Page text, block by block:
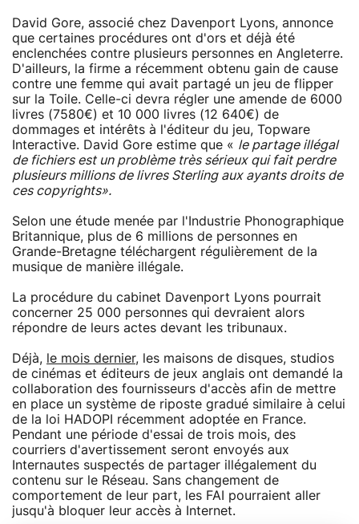
David Gore, associé chez Davenport Lyons, annonce
que certaines procédures ont d'ors et déjà été
enclenchées contre plusieurs personnes en Angleterre.
D'ailleurs, la firme a récemment obtenu gain de cause
contre une femme qui avait partagé un jeu de flipper
sur la Toile. Celle-ci devra régler une amende de 6000
livres (7580€) et 10 000 livres (12 640€) de
dommages et intérêts à l'éditeur du jeu, Topware
Interactive. David Gore estime que « le partage illégal
de fichiers est un problème très sérieux qui fait perdre
plusieurs millions de livres Sterling aux ayants droits de
ces copyrights».
Selon une étude menée par l'Industrie Phonographique
Britannique, plus de 6 millions de personnes en
Grande-Bretagne téléchargent régulièrement de la
musique de manière illégale.
La procédure du cabinet Davenport Lyons pourrait
concerner 25 000 personnes qui devraient alors
répondre de leurs actes devant les tribunaux.
Déjà, le mois dernier, les maisons de disques, studios
de cinémas et éditeurs de jeux anglais ont demandé la
collaboration des fournisseurs d'accès afin de mettre
en place un système de riposte gradué similaire à celui
de la loi HADOPI récemment adoptée en France.
Pendant une période d'essai de trois mois, des
courriers d'avertissement seront envoyés aux
Internautes suspectés de partager illégalement du
contenu sur le Réseau. Sans changement de
comportement de leur part, les FAI pourraient aller
jusqu'à bloquer leur accès à Internet.